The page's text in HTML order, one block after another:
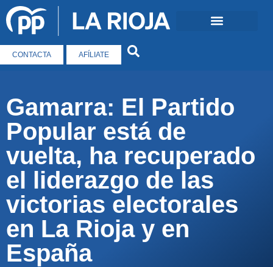
CONTACTA AFÍLIATE
Gamarra: El Partido
Popular está de
vuelta, ha recuperado
el liderazgo de las
victorias electorales
en La Rioja y en
España